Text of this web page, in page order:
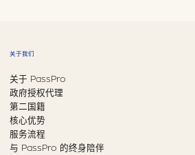
关于我们
关于 PassPro
政府授权代理
第二国籍
核心优势
服务流程
与 PassPro 的终身陪伴